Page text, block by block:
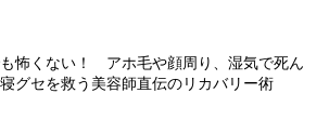
怖くない！ アホ毛や顔周り、湿気で死ん
グセを救う美容師直伝のリカバリー術